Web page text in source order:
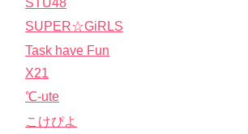
STU48
SUPER☆GiRLS
Task have Fun
X21
℃-ute
こけぴよ